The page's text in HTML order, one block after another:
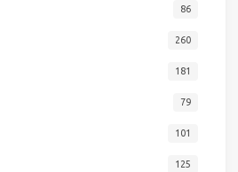
86
260
181
79
101
125